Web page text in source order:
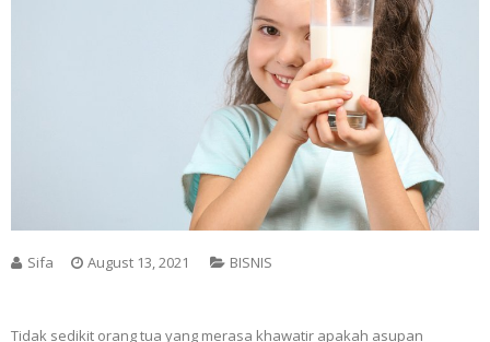
Sifa August 13, 2021 BISNIS
Tidak sedikit orang tua yang merasa khawatir apakah asupan